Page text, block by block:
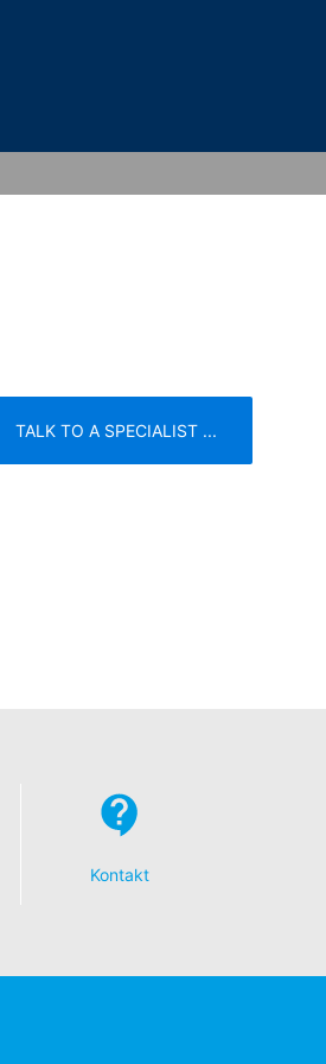
TALK TO A SPECIALIST ...
Kontakt
at
94066,
i det omfang